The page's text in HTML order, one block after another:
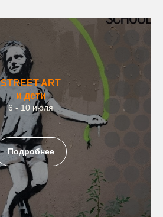
STREET ART
и дети
6 - 10 июля
Подробнее